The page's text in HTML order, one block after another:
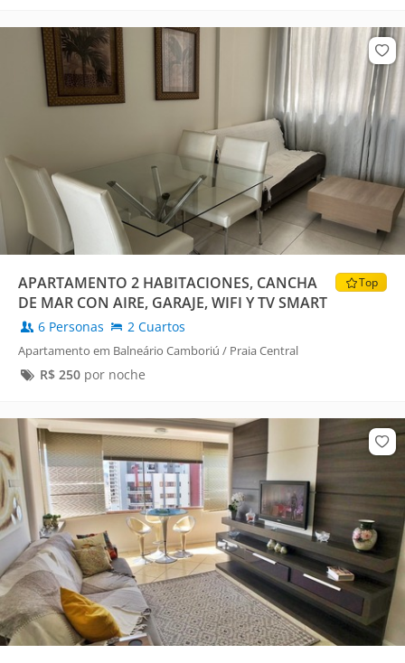
Top
APARTAMENTO 2 HABITACIONES, CANCHA
DE MAR CON AIRE, GARAJE, WIFI Y TV SMART
6 Personas 2 Cuartos
Apartamento em Balneário Camboriú / Praia Central
R$ 250por noche